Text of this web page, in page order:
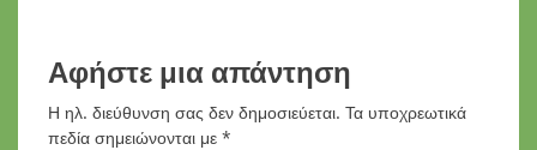
Αφήστε μια απάντηση
Η ηλ. διεύθυνση σας δεν δημοσιεύεται. Τα υποχρεωτικά
πεδία σημειώνονται με *